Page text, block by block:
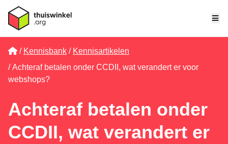
Home
Kennisbank
Kennisartikelen
Achteraf betalen onder CCDII, wat verandert er voor
webshops?
Achteraf betalen onder
CCDII, wat verandert er